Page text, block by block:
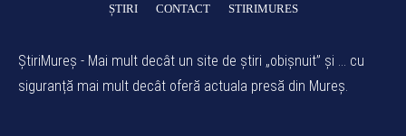
ȘTIRI CONTACT STIRIMURES
ȘtiriMureș - Mai mult decât un site de știri „obișnuit” și ... cu
siguranță mai mult decât oferă actuala presă din Mureș.